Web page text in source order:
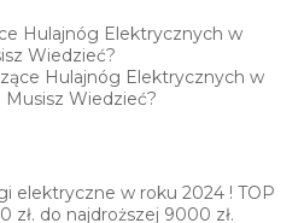
Hulajnóg Elektrycznych w
Musisz Wiedzieć?